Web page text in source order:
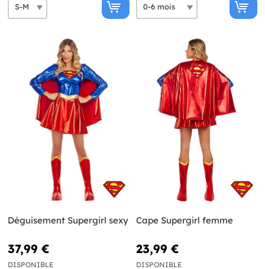
Déguisement Supergirl sexy
37,99 €
DISPONIBLE
Cape Supergirl femme
23,99 €
DISPONIBLE